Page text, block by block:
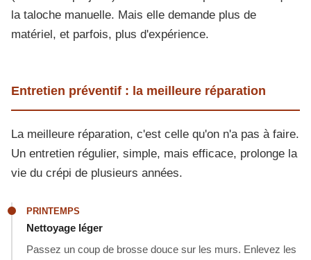
la taloche manuelle. Mais elle demande plus de
matériel, et parfois, plus d'expérience.
Entretien préventif : la meilleure réparation
La meilleure réparation, c'est celle qu'on n'a pas à faire.
Un entretien régulier, simple, mais efficace, prolonge la
vie du crépi de plusieurs années.
PRINTEMPS
Nettoyage léger
Passez un coup de brosse douce sur les murs. Enlevez les